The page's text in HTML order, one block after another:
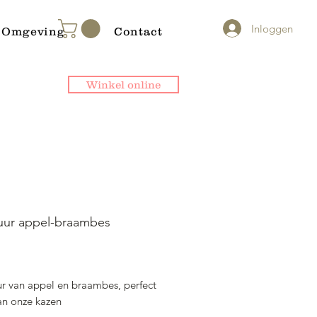
Inloggen
Omgeving Contact
appel-braambes
van appel en braambes, perfect
onze kazen
Winkel online